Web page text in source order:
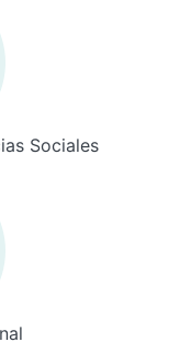
Sociales